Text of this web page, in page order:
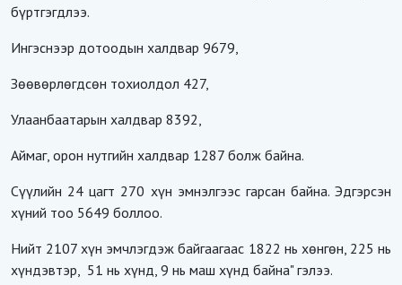
бүртгэгдлээ.
Ингэснээр дотоодын халдвар 9679,
Зөөвөрлөгдсөн тохиолдол 427,
Улаанбаатарын халдвар 8392,
Аймаг, орон нутгийн халдвар 1287 болж байна.
Сүүлийн 24 цагт 270 хүн эмнэлгээс гарсан байна. Эдгэрсэн
хүний тоо 5649 боллоо.
Нийт 2107 хүн эмчлэгдэж байгаагаас 1822 нь хөнгөн, 225 нь
хүндэвтэр, 51 нь хүнд, 9 нь маш хүнд байна" гэлээ.